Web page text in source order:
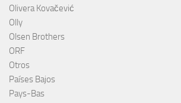
Olivera Kovačević
Olly
Olsen Brothers
ORF
Otros
Países Bajos
Pays-Bas